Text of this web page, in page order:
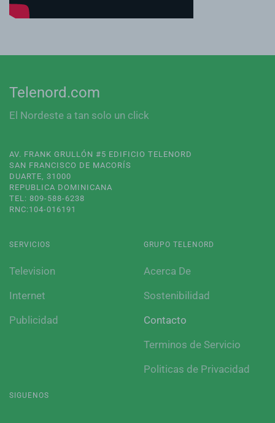
Telenord.com
El Nordeste a tan solo un click
AV. FRANK GRULLÓN #5 EDIFICIO TELENORD
SAN FRANCISCO DE MACORÍS
DUARTE, 31000
REPUBLICA DOMINICANA
TEL: 809-588-6238
RNC:104-016191
SERVICIOS
Television
Internet
Publicidad
GRUPO TELENORD
Acerca De
Sostenibilidad
Contacto
Terminos de Servicio
Politicas de Privacidad
SIGUENOS